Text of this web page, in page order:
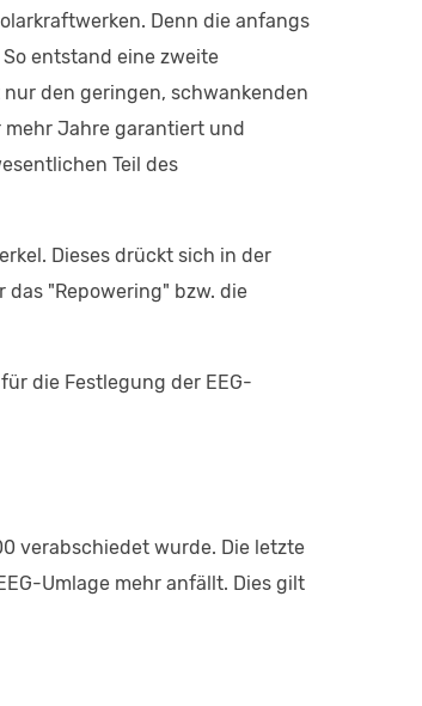
Denn die anfangs
entstand eine zweite
den geringen, schwankenden
mehr Jahre garantiert und
Teil des
Dieses drückt sich in der
das "Repowering" bzw. die
die Festlegung der EEG-
verabschiedet wurde. Die letzte
Umlage mehr anfällt. Dies gilt